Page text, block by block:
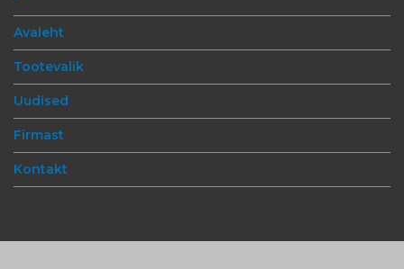
Avaleht
Tootevalik
Uudised
Firmast
Kontakt